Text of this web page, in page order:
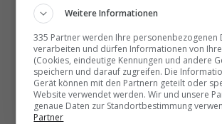
Täglich oder wöchentlich, mit mehr
weniger. Bei Travel­news haben Sie
NEWSLETTER ENTDECKEN
Weitere Informationen
335 Partner werden Ihre personenbezogenen
verarbeiten und dürfen Informationen von
(Cookies, eindeutige Kennungen und andere
speichern und darauf zugreifen. Die
Gerät können mit den Partnern geteilt oder
Website verwendet werden. Wir und unsere
genaue Daten zur Standortbestimmung
Partner